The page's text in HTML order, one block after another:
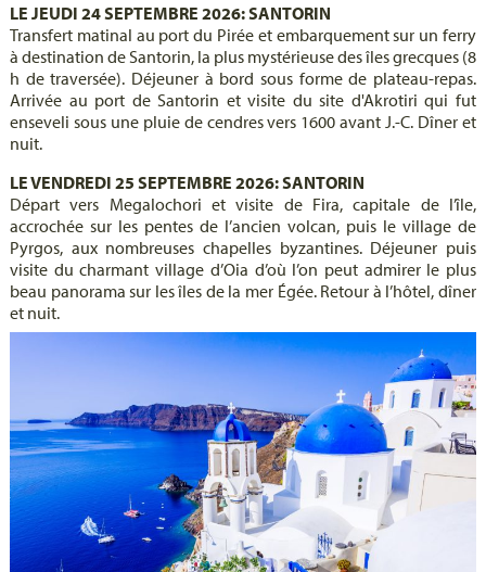
LE JEUDI 24 SEPTEMBRE 2026: SANTORIN
Transfert matinal au port du Pirée et embarquement sur un ferry
à destination de Santorin, la plus mystérieuse des îles grecques (8
h de traversée). Déjeuner à bord sous forme de plateau-repas.
Arrivée au port de Santorin et visite du site d'Akrotiri qui fut
enseveli sous une pluie de cendres vers 1600 avant J.-C. Dîner et
nuit.
LE VENDREDI 25 SEPTEMBRE 2026: SANTORIN
Départ vers Megalochori et visite de Fira, capitale de l’île,
accrochée sur les pentes de l’ancien volcan, puis le village de
Pyrgos, aux nombreuses chapelles byzantines. Déjeuner puis
visite du charmant village d’Oia d’où l’on peut admirer le plus
beau panorama sur les îles de la mer Égée. Retour à l’hôtel, dîner
et nuit.